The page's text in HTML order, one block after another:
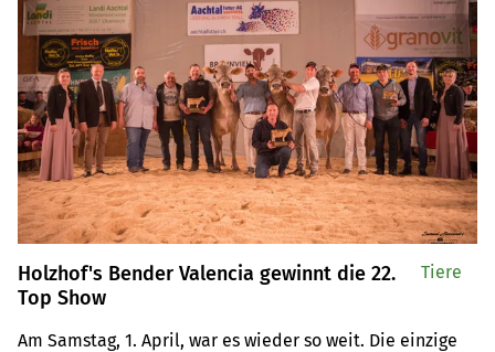
Holzhof's Bender Valencia gewinnt die 22.
Top Show
Am Samstag, 1. April, war es wieder so weit. Die einzige
Tiere